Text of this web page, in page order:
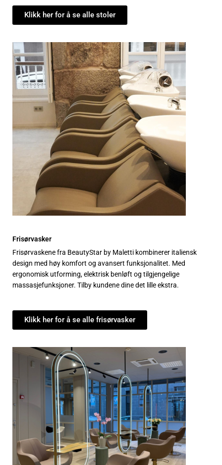
Klikk her for å se alle stoler
Frisørvasker
Frisørvaskene fra BeautyStar by Maletti kombinerer italiensk
design med høy komfort og avansert funksjonalitet. Med
ergonomisk utforming, elektrisk benløft og tilgjengelige
massasjefunksjoner. Tilby kundene dine det lille ekstra.
Klikk her for å se alle frisørvasker